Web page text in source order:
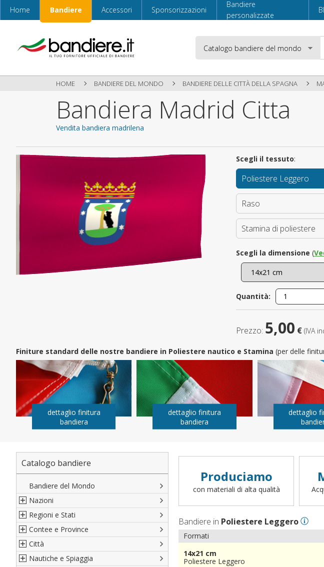
Home Bandiere Accessori Sponsorizzazioni
Bandiere
personalizzate
HOME BANDIERE DEL MONDO BANDIERE DELLE CITTÀ DELLA SPAGNA
Bandiera Madrid Citta
Vendita bandiera madrilena
Scegli il tessuto:
Poliestere Leggero
Raso
Stamina di poliestere
Scegli la dimensione (
Quantità:
Prezzo: 5,00 € (IVA
Finiture standard delle nostre bandiere in Poliestere nautico e Stamina (per delle
dettaglio finitura
bandiera
dettaglio finitura
bandiera
dettaglio
Catalogo bandiere
Bandiere del Mondo
Nazioni
Nord America
Sud America
Europa
Africa
Regioni e Stati
Regioni italiane
Territori Italiani
Stati USA
Contee e Province
Cantoni Svizzeri
Province Italiane
Città
Città Italiane
Nautiche e Spiaggia
Produciamo
con materiali di alta qualità
Bandiere in Poliestere Leggero
Formati
14x21 cm
Poliestere Leggero